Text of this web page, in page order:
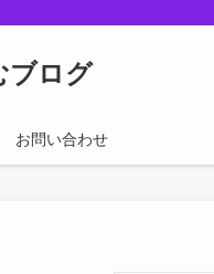
ブログ
お問い合わせ